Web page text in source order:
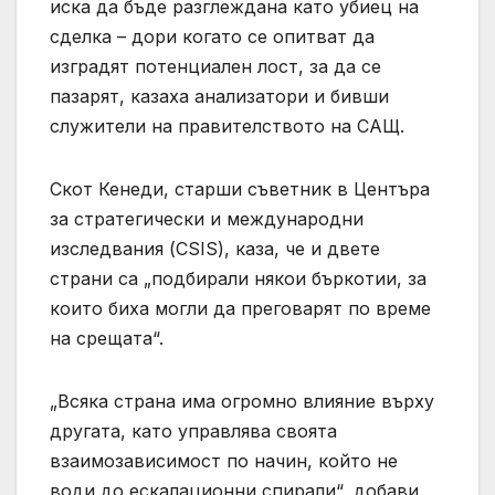
иска да бъде разглеждана като убиец на
сделка – дори когато се опитват да
изградят потенциален лост, за да се
пазарят, казаха анализатори и бивши
служители на правителството на САЩ.
Скот Кенеди, старши съветник в Центъра
за стратегически и международни
изследвания (CSIS), каза, че и двете
страни са „подбирали някои бъркотии, за
които биха могли да преговарят по време
на срещата“.
„Всяка страна има огромно влияние върху
другата, като управлява своята
взаимозависимост по начин, който не
води до ескалационни спирали“, добави